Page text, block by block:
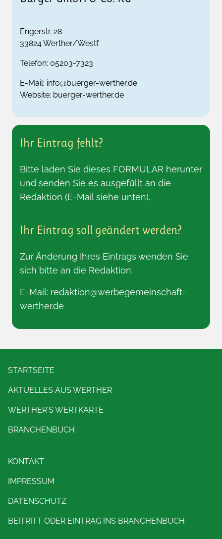
Engerstr. 28
33824Werther/Westf.
Telefon: 05203-7323
E-Mail: info@buerger-werther.de
Website: buerger-werther.de
Ihr Eintrag fehlt?
Bitte laden Sie dieses FORMULAR herunter
und senden Sie es ausgefüllt an die
Redaktion (E-Mail siehe unten).
Ihr Eintrag soll geändert werden?
Zur Änderung Ihres Eintrags wenden Sie
sich bitte an die Redaktion:
E-Mail: redaktion@werbegemeinschaft-
werther.de
STARTSEITE
AKTUELLES AUS WERTHER
WERTHER'S WERTKARTE
BRANCHENBUCH
KONTAKT
IMPRESSUM
DATENSCHUTZ
BEITRITT ODER EINTRAG INS BRANCHENBUCH